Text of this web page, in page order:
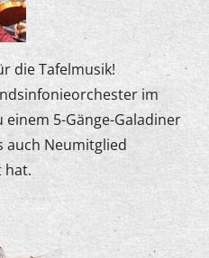
die Tafelmusik!
im
5-Gänge-Galadiner
auch Neumitglied
hat.
in Schönholthausen